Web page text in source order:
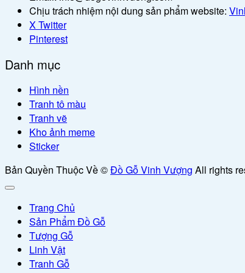
Chịu trách nhiệm nội dung sản phẩm website:
X Twitter
Pinterest
Danh mục
Hình nền
Tranh tô màu
Tranh vẽ
Kho ảnh meme
Sticker
Bản Quyền Thuộc Về ©Đồ Gỗ Vinh Vượng All rights
Trang Chủ
Sản Phẩm Đồ Gỗ
Tượng Gỗ
Linh Vật
Tranh Gỗ